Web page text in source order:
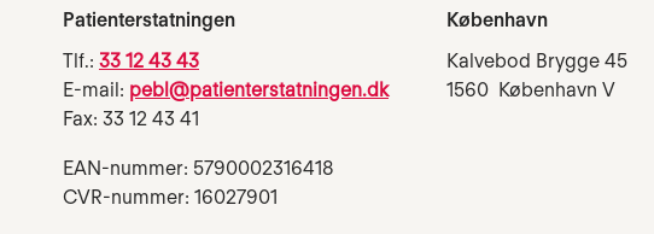
Patienterstatningen
Tlf.: 33 12 43 43
E-mail: pebl@patienterstatningen.dk
Fax: 33 12 43 41
EAN-nummer: 5790002316418
CVR-nummer: 16027901
København
Kalvebod Brygge 45
1560 København V